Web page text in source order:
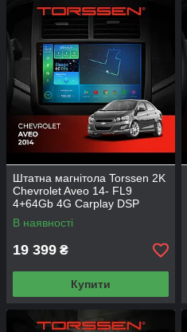
Штатна магнітола Torssen 2K
Chevrolet Aveo 14- FL9
4+64Gb 4G Carplay DSP
В наявності
19 399 ₴
Купити